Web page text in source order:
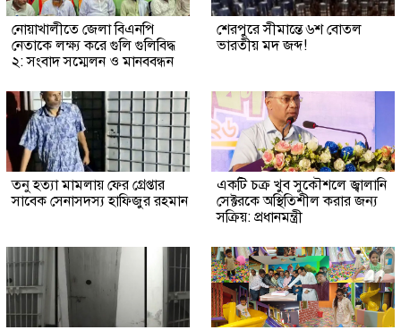
নোয়াখালীতে জেলা বিএনপি
নেতাকে লক্ষ্য করে গুলি গুলিবিদ্ধ
২: সংবাদ সম্মেলন ও মানববন্ধন
শেরপুরে সীমান্তে ৬শ বোতল
ভারতীয় মদ জব্দ!
তনু হত্যা মামলায় ফের গ্রেপ্তার
সাবেক সেনাসদস্য হাফিজুর রহমান
একটি চক্র খুব সুকৌশলে জ্বালানি
সেক্টরকে অস্থিতিশীল করার জন্য
সক্রিয়: প্রধানমন্ত্রী